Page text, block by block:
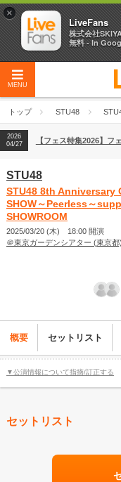
MENU
トップ STU48
2026
04/27
2026
【ライブ動員ランキン
2026
04/27
【フェス特集2026】フ
STU48
STU48 8th Anniversary
SHOW～Peerless～
SHOWROOM
2025/03/20 (木) 18:00 開演
＠東京ガーデンシアター (東京都)
概要 セットリスト
▼公演情報について指摘/訂正する
セットリスト
×
LiveFans
株式会社
無料 - In